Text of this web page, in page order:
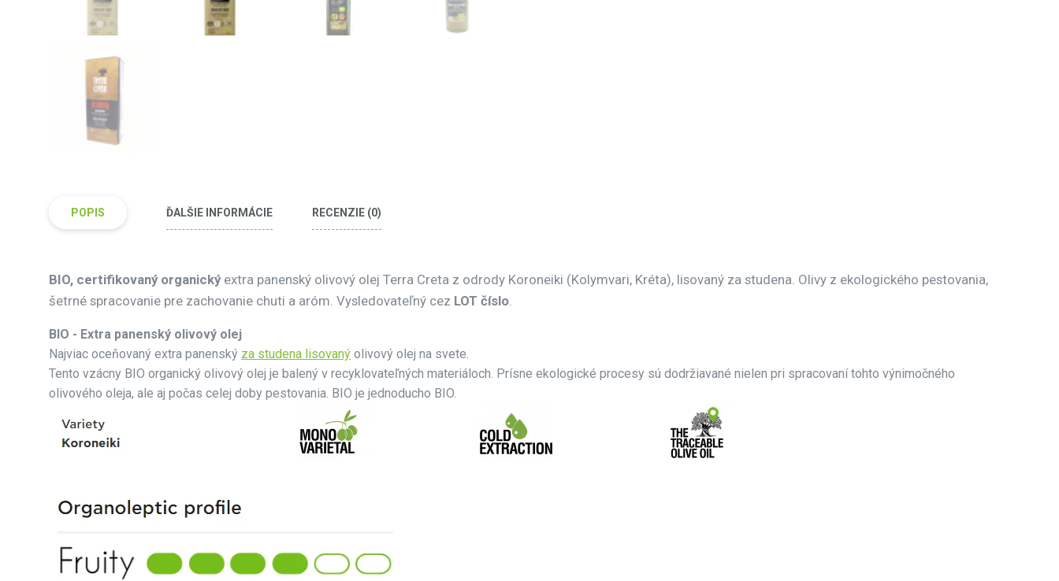
POPIS ĎALŠIE INFORMÁCIE RECENZIE (0)
BIO, certifikovaný organickýextra panenský olivový olej Terra Creta z odrody Koroneiki (Kolymvari, Kréta), lisovaný za studena. Olivy z ekologického pestovania,
šetrné spracovanie pre zachovanie chuti a aróm. Vysledovateľný cez LOT číslo.
BIO - Extra panenský olivový olej
Najviac oceňovaný extra panenský za studena lisovaný olivový olej na svete.
Tento vzácny BIO organický olivový olej je balený v recyklovateľných materiáloch. Prísne ekologické procesy sú dodržiavané nielen pri spracovaní tohto výnimočného
olivového oleja, ale aj počas celej doby pestovania. BIO je jednoducho BIO.